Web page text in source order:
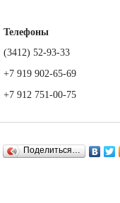
Телефоны
(3412) 52-93-33
+7 919 902-65-69
+7 912 751-00-75
Поделиться…